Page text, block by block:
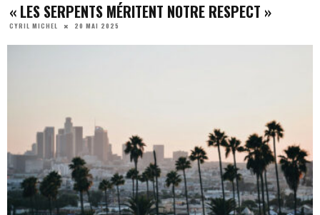
« LES SERPENTS MÉRITENT NOTRE RESPECT »
CYRIL MICHEL 20 MAI 2025